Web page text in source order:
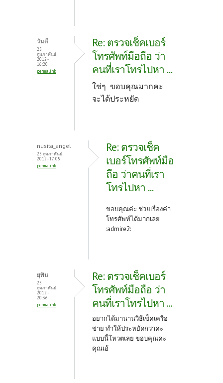
วันดี
25
กุมภาพันธ์,
2012 -
16:20
permalink
Re: ตรวจเช็คเบอร์
โทรศัพท์มือถือ ว่า
คนที่เราโทรไปหา ...
ใช่ๆ ขอบคุณมากคะ
จะได้ประหยัด
nusita_angel
25 กุมภาพันธ์,
2012 - 17:05
permalink
Re: ตรวจเช็ค
เบอร์โทรศัพท์มือ
ถือ ว่าคนที่เรา
โทรไปหา ...
ขอบคุณค่ะ ช่วยเรื่องค่า
โทรศัพท์ได้มากเลย
:admire2:
ยุพิน
25
กุมภาพันธ์,
2012 -
20:36
permalink
Re: ตรวจเช็คเบอร์
โทรศัพท์มือถือ ว่า
คนที่เราโทรไปหา ...
อยากได้มานานวิธีเช็คเครือ
ข่าย ทำให้ประหยัดกว่าค่ะ
แบบนี้โหวตเลย ขอบคุณค่ะ
คุณเอ้